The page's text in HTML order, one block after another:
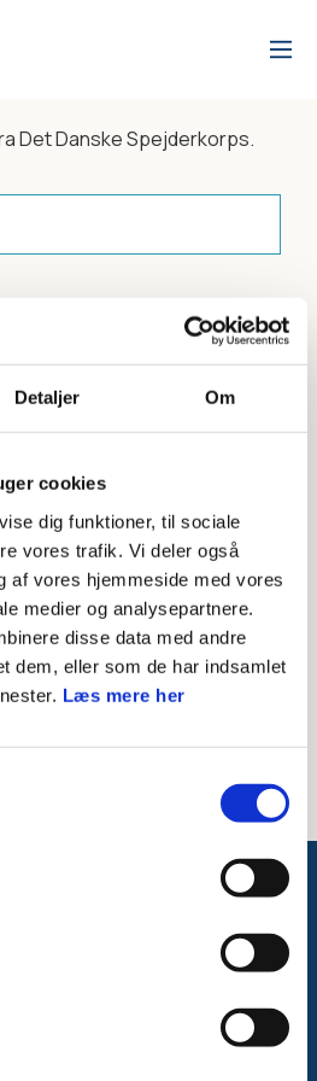
Detaljer Om
cookies
dig funktioner, til sociale
vores trafik. Vi deler også
af vores hjemmeside med vores
medier og analysepartnere.
disse data med andre
dem, eller som de har indsamlet
Læs mere her
Det Danske Spejderkorps.